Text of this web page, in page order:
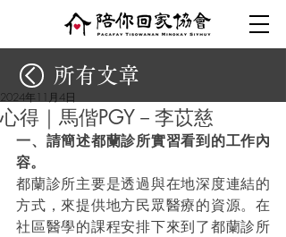
心得｜馬偕PGY－李苡慈
2024年11月4日
⼀、請簡述都蘭診所實習看到的⼯作內
容。
都蘭診所主要是透過與在地深度連結的
方式，來提供地方民眾醫療的資源。在
社區醫學的課程安排下來到了都蘭診所
所有文章